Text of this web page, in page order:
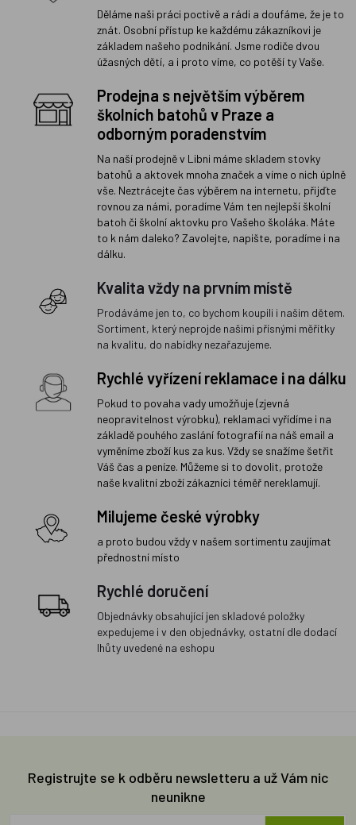
Děláme naši práci poctivě a rádi a doufáme, že je to
znát. Osobní přístup ke každému zákazníkovi je
základem našeho podnikání. Jsme rodiče dvou
úžasných dětí, a i proto víme, co potěší ty Vaše.
Prodejna s největším výběrem
školních batohů v Praze a
odborným poradenstvím
Na naší prodejně v Libni máme skladem stovky
batohů a aktovek mnoha značek a víme o nich úplně
vše. Neztrácejte čas výběrem na internetu, přijďte
rovnou za námi, poradíme Vám ten nejlepší školní
batoh či školní aktovku pro Vašeho školáka. Máte
to k nám daleko? Zavolejte, napište, poradíme i na
dálku.
Kvalita vždy na prvním místě
Prodáváme jen to, co bychom koupili i našim dětem.
Sortiment, který neprojde našimi přísnými měřítky
na kvalitu, do nabídky nezařazujeme.
Rychlé vyřízení reklamace i na dálku
Pokud to povaha vady umožňuje (zjevná
neopravitelnost výrobku), reklamaci vyřídíme i na
základě pouhého zaslání fotografií na náš email a
vyměníme zboží kus za kus. Vždy se snažíme šetřit
Váš čas a peníze. Můžeme si to dovolit, protože
naše kvalitní zboží zákazníci téměř nereklamují.
Milujeme české výrobky
a proto budou vždy v našem sortimentu zaujímat
přednostní místo
Rychlé doručení
Objednávky obsahující jen skladové položky
expedujeme i v den objednávky, ostatní dle dodací
lhůty uvedené na eshopu
Registrujte se k odběru newsletteru a už Vám nic
neunikne